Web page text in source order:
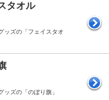
タオル
ッズの「フェイスタオ
ッズの「のぼり旗」